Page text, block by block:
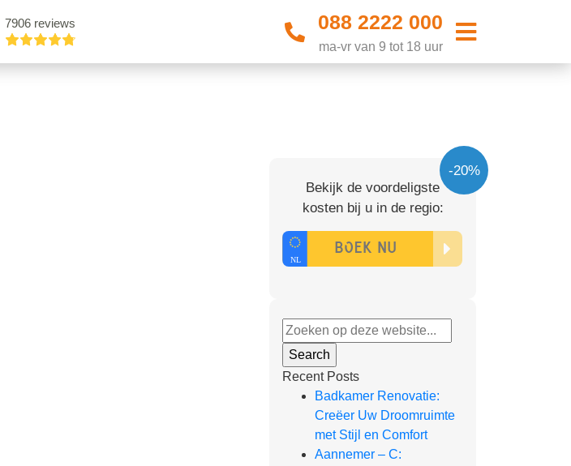
7906 reviews 088 2222 000
ma-vr van 9 tot 18 uur
-20%
Bekijk de voordeligste
kosten bij u in de regio:
Recent Posts
Badkamer Renovatie:
Creëer Uw Droomruimte
met Stijl en Comfort
Aannemer – C: